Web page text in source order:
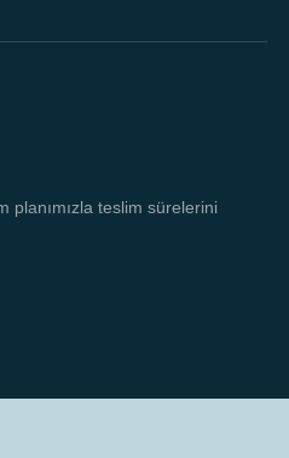
planımızla teslim sürelerini